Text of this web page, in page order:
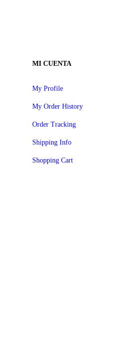
MI CUENTA
My Profile
My Order History
Order Tracking
Shipping Info
Shopping Cart